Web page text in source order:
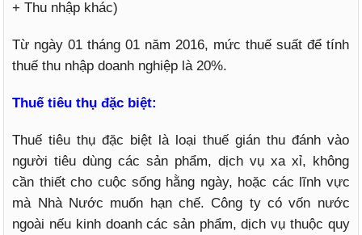
+ Thu nhập khác)
Từ ngày 01 tháng 01 năm 2016, mức thuế suất để tính
thuế thu nhập doanh nghiệp là 20%.
Thuế tiêu thụ đặc biệt:
Thuế tiêu thụ đặc biệt là loại thuế gián thu đánh vào
người tiêu dùng các sản phẩm, dịch vụ xa xỉ, không
cần thiết cho cuộc sống hằng ngày, hoặc các lĩnh vực
mà Nhà Nước muốn hạn chế. Công ty có vốn nước
ngoài nếu kinh doanh các sản phẩm, dịch vụ thuộc quy